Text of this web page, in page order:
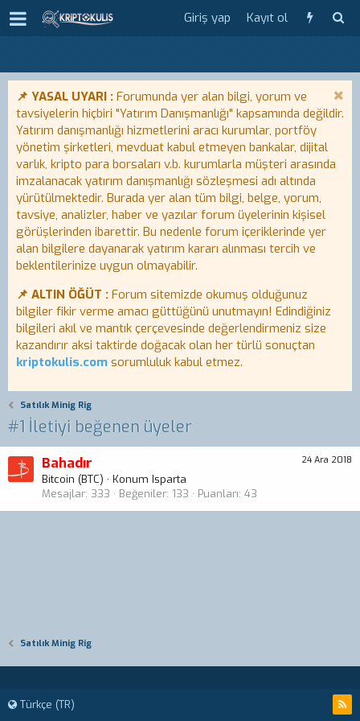
Giriş yap Kayıt ol
📌 YASAL UYARI : Forumunda yer alan bilgi, yorum ve
tavsiyelerin hiçbiri "Yatırım Danışmanlığı" kapsamında değildir.
Yatırım danışmanlığı hizmetlerini aracı kurumlar, portföy
yönetim şirketleri, mevduat kabul etmeyen bankalar, dijital
varlık, kripto para borsaları v.b. kurumlarla müşteri arasında
imzalanacak yatırım danışmanlığı sözleşmesi adı altında
yürütülmektedir. Burada yer alan tüm bilgi, belge, yorum,
tavsiye, analizler, haber ve yazılar forum üyelerinin kişisel
görüşlerinden ibarettir. Bu nedenle forum içeriklerinde yer
alan bilgilere dayanarak yatırım kararı alınması tercih ve
beklentilerinize uygun olmayabilir.
📌 ALTIN ÖĞÜT : Forum sitemizde okumuş olduğunuz
bilgiler fikir verme amacı güttüğünü unutmayın! Edindiğiniz
bilgileri akıl ve mantık çerçevesinde değerlendirmeniz size
kazandırır aksi taktirde doğacak olan her türlü sonuçtan
kriptokulis.com sorumluluk kabul etmez.
Satılık Minig Rig
#1 İletiyi beğenen üyeler
24 Ara 2018
Bahadır
Bitcoin (BTC) · Konum Isparta
Mesajlar 333 Beğeniler 133 Puanları 43
Satılık Minig Rig
Türkçe (TR)